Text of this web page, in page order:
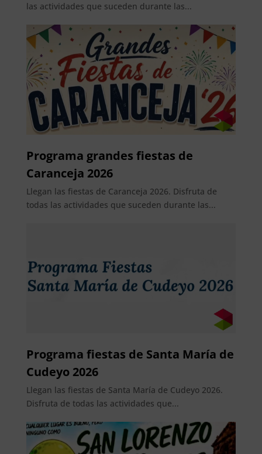
las actividades que suceden durante las...
Programa grandes fiestas de
Caranceja 2026
Llegan las fiestas de Caranceja 2026. Disfruta de
todas las actividades que suceden durante las...
Programa fiestas de Santa María de
Cudeyo 2026
Llegan las fiestas de Santa María de Cudeyo 2026.
Disfruta de todas las actividades que...